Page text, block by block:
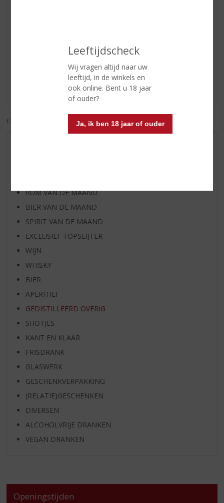
Leeftijdscheck
Wij vragen altijd naar uw
leeftijd, in de winkels en
ook online. Bent u 18 jaar
of ouder?
Ja, ik ben 18 jaar of ouder
Reviews
Schrijf een review
Er zijn nog geen reviews geplaatst voor dit product
EXCL. BTW INCL. BTW
RUM VAN DE MAAND
BIER VAN DE MAAND
SPIRIT VAN DE MAAND
EXCLUSIEF TOPSLIJTER
WIJN
WHISKY
BIER
APERITIEF
GEDISTILLEERD OVERIG
SHOTJES
KANT EN KLAAR
FRISDRANK
GLASWERK
GESCHENKVERPAKKING
(RELATIE)GESCHENKEN
DIVERSEN
ALCOHOLVRIJE DRANKEN
VEGAN DRANKEN
Openingstijden